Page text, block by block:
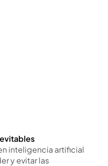
inteligencia artificial
y evitar las